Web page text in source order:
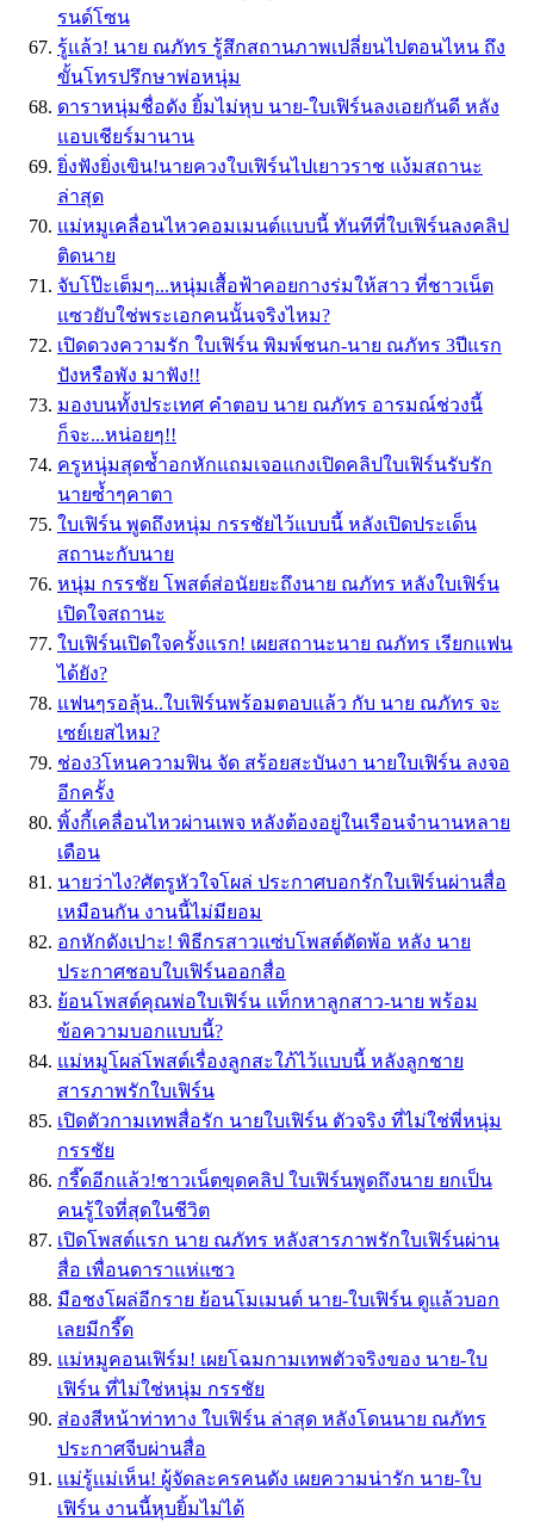
รนด์โซน
รู้แล้ว! นาย ณภัทร รู้สึกสถานภาพเปลี่ยนไปตอนไหน ถึง
ขั้นโทรปรึกษาพ่อหนุ่ม
ดาราหนุ่มชื่อดัง ยิ้มไม่หุบ นาย-ใบเฟิร์นลงเอยกันดี หลัง
แอบเชียร์มานาน
ยิ่งฟังยิ่งเขิน!นายควงใบเฟิร์นไปเยาวราช แง้มสถานะ
ล่าสุด
แม่หมูเคลื่อนไหวคอมเมนต์แบบนี้ ทันทีที่ใบเฟิร์นลงคลิป
ติดนาย
จับโป๊ะเต็มๆ...หนุ่มเสื้อฟ้าคอยกางร่มให้สาว ที่ชาวเน็ต
แซวยับใช่พระเอกคนนั้นจริงไหม?
เปิดดวงความรัก ใบเฟิร์น พิมพ์ชนก-นาย ณภัทร 3ปีแรก
ปังหรือพัง มาฟัง!!
มองบนทั้งประเทศ คำตอบ นาย ณภัทร อารมณ์ช่วงนี้
ก็จะ...หน่อยๆ!!
ครูหนุ่มสุดช้ำอกหักแถมเจอแกงเปิดคลิปใบเฟิร์นรับรัก
นายซ้ำๆคาตา
ใบเฟิร์น พูดถึงหนุ่ม กรรชัยไว้แบบนี้ หลังเปิดประเด็น
สถานะกับนาย
หนุ่ม กรรชัย โพสต์ส่อนัยยะถึงนาย ณภัทร หลังใบเฟิร์น
เปิดใจสถานะ
ใบเฟิร์นเปิดใจครั้งแรก! เผยสถานะนาย ณภัทร เรียกแฟน
ได้ยัง?
แฟนๆรอลุ้น..ใบเฟิร์นพร้อมตอบแล้ว กับ นาย ณภัทร จะ
เซย์เยสไหม?
ช่อง3โหนความฟิน จัด สร้อยสะบันงา นายใบเฟิร์น ลงจอ
อีกครั้ง
พิ้งกี้เคลื่อนไหวผ่านเพจ หลังต้องอยู่ในเรือนจำนานหลาย
เดือน
นายว่าไง?ศัตรูหัวใจโผล่ ประกาศบอกรักใบเฟิร์นผ่านสื่อ
เหมือนกัน งานนี้ไม่มียอม
อกหักดังเปาะ! พิธีกรสาวเเซ่บโพสต์ตัดพ้อ หลัง นาย
ประกาศชอบใบเฟิร์นออกสื่อ
ย้อนโพสต์คุณพ่อใบเฟิร์น แท็กหาลูกสาว-นาย พร้อม
ข้อความบอกแบบนี้?
แม่หมูโผล่โพสต์เรื่องลูกสะใภ้ไว้แบบนี้ หลังลูกชาย
สารภาพรักใบเฟิร์น
เปิดตัวกามเทพสื่อรัก นายใบเฟิร์น ตัวจริง ที่ไม่ใช่พี่หนุ่ม
กรรชัย
กรี๊ดอีกแล้ว!ชาวเน็ตขุดคลิป ใบเฟิร์นพูดถึงนาย ยกเป็น
คนรู้ใจที่สุดในชีวิต
เปิดโพสต์แรก นาย ณภัทร หลังสารภาพรักใบเฟิร์นผ่าน
สื่อ เพื่อนดาราแห่แซว
มือชงโผล่อีกราย ย้อนโมเมนต์ นาย-ใบเฟิร์น ดูแล้วบอก
เลยมีกรี๊ด
แม่หมูคอนเฟิร์ม! เผยโฉมกามเทพตัวจริงของ นาย-ใบ
เฟิร์น ที่ไม่ใช่หนุ่ม กรรชัย
ส่องสีหน้าท่าทาง ใบเฟิร์น ล่าสุด หลังโดนนาย ณภัทร
ประกาศจีบผ่านสื่อ
เเม่รู้เเม่เห็น! ผู้จัดละครคนดัง เผยความน่ารัก นาย-ใบ
เฟิร์น งานนี้หุบยิ้มไม่ได้